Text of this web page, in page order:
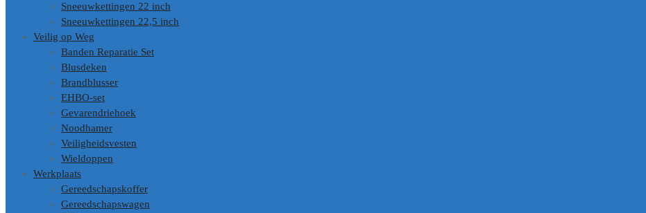
Sneeuwkettingen 22 inch
Sneeuwkettingen 22,5 inch
Veilig op Weg
Banden Reparatie Set
Blusdeken
Brandblusser
EHBO-set
Gevarendriehoek
Noodhamer
Veiligheidsvesten
Wieldoppen
Werkplaats
Gereedschapskoffer
Gereedschapswagen